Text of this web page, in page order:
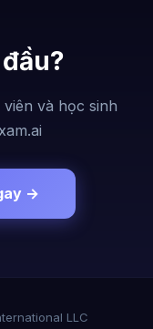
và học sinh
→
LLC